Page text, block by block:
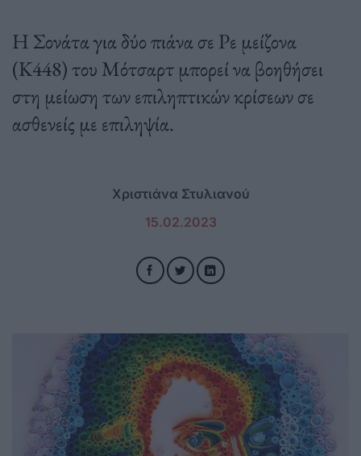
Η Σονάτα για δύο πιάνα σε Ρε μείζονα
(K448) του Μότσαρτ μπορεί να βοηθήσει
στη μείωση των επιληπτικών κρίσεων σε
ασθενείς με επιληψία.
Χριστιάνα Στυλιανού
15.02.2023